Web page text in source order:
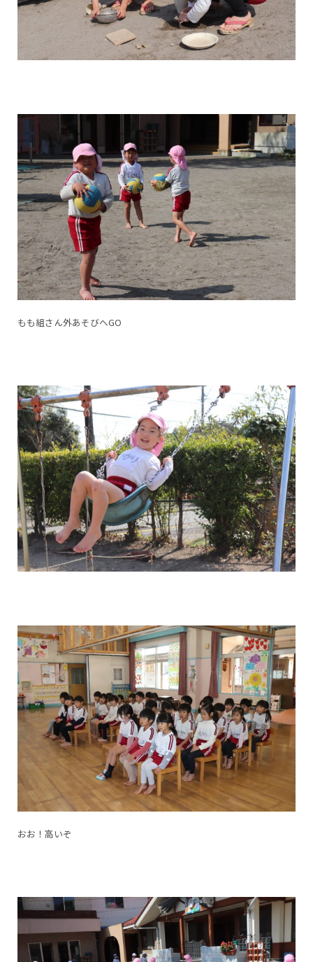
もも組さん外あそびへGO
おお！高いぞ